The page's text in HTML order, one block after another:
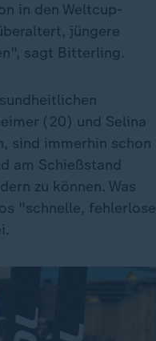
in den Weltcup-
jüngere
sagt Bitterling.
(20) und Selina
sind immerhin schon
am Schießstand
zu können. Was
"schnelle, fehlerlose